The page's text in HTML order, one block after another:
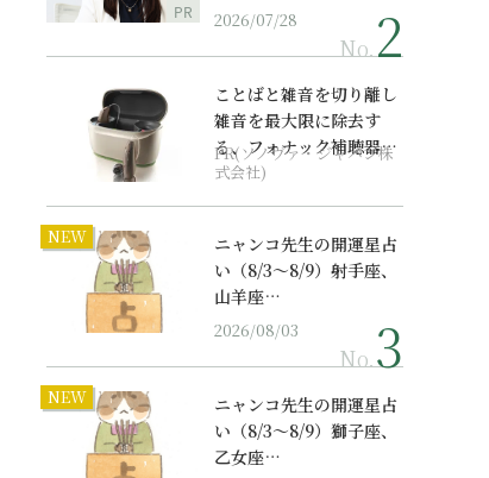
PR 2026/07/28
No.
ことばと雑音を切り離し
雑音を最大限に除去す
る、フォナック補聴器の
最上位モデル
PR(ソノヴァ・ジャパン株
式会社)
NEW
ニャンコ先生の開運星占
い（8/3～8/9）射手座、
山羊座…
2026/08/03
No.
NEW
ニャンコ先生の開運星占
い（8/3～8/9）獅子座、
乙女座…